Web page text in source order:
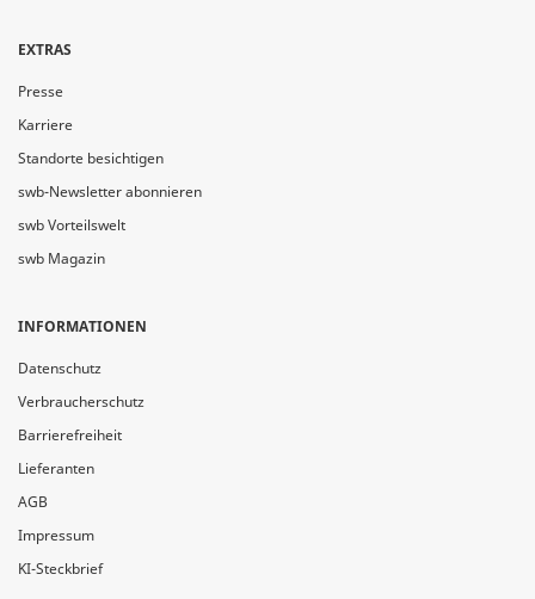
EXTRAS
Presse
Karriere
Standorte besichtigen
swb-Newsletter abonnieren
swb Vorteilswelt
swb Magazin
INFORMATIONEN
Datenschutz
Verbraucherschutz
Barrierefreiheit
Lieferanten
AGB
Impressum
KI-Steckbrief